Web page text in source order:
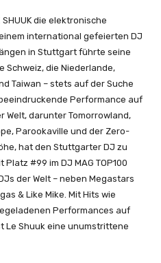
die elektronische
international gefeierten DJ
in Stuttgart führte seine
Schweiz, die Niederlande,
Taiwan – stets auf der Suche
Performance auf
Welt, darunter Tomorrowland,
Parookaville und der Zero-
hat den Stuttgarter DJ zu
#99 im DJ MAG TOP100
der Welt – neben Megastars
& Like Mike. Mit Hits wie
Performances auf
Le Shuuk eine unumstrittene